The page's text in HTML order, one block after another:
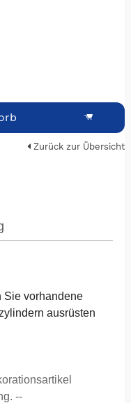
Zurück zur Übersicht
Sie vorhandene
ausrüsten
--